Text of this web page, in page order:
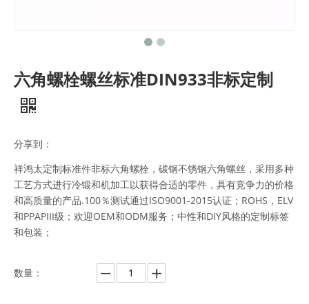
六角螺栓螺丝标准DIN933非标定制
分享到：
祥鸿太定制标准件非标六角螺栓，碳钢不锈钢六角螺丝，采用多种
工艺方式进行冷锻和机加工以获得合适的零件，具有竞争力的价格
和高质量的产品.100％测试通过ISO9001-2015认证；ROHS，ELV
和PPAPIII级；欢迎OEM和ODM服务；中性和DIY风格的定制标签
和包装；
数量：